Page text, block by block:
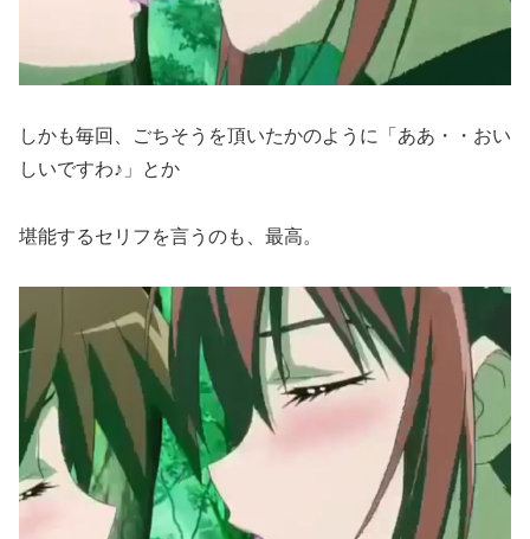
しかも毎回、ごちそうを頂いたかのように「ああ・・おい
しいですわ♪」とか
堪能するセリフを言うのも、最高。